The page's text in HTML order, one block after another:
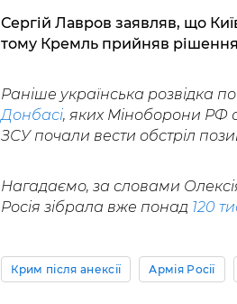
Сергій Лавров заявляв, що
тому Кремль прийняв рішення
Раніше українська розвідка
Донбасі, яких Міноборони РФ
ЗСУ почали вести обстріл
Нагадаємо, за словами
Росія зібрала вже понад 120
Крим після анексії Армія Росії